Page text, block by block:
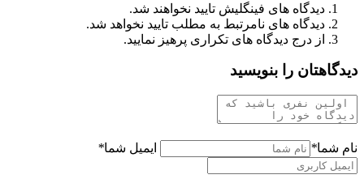
دیدگاه های فینگلیش تایید نخواهند شد.
دیدگاه های نامرتبط به مطلب تایید نخواهد شد.
از درج دیدگاه های تکراری پرهیز نمایید.
دیدگاهتان را بنویسید
نام شما* ایمیل شما*